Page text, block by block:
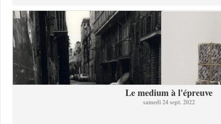
Le medium à l'épreuve
samedi 24 sept. 2022